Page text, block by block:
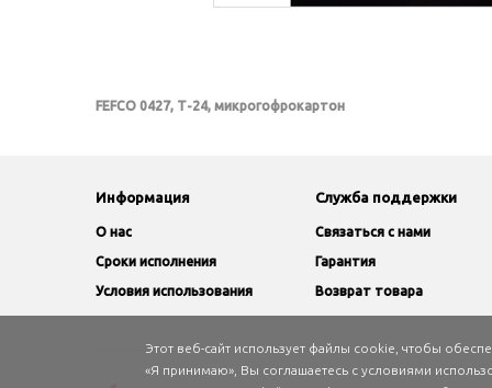
FEFCO 0427, Т-24, микрогофрокартон
Информация
O нас
Сроки исполнения
Условия использования
Служба поддержки
Связаться с нами
Гарантия
Возврат товара
Этот веб-сайт использует файлы cookie, чтобы
«Я принимаю», Вы соглашаетесь с условиями